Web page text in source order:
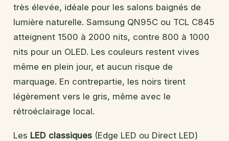
très élevée, idéale pour les salons baignés de
lumière naturelle. Samsung QN95C ou TCL C845
atteignent 1500 à 2000 nits, contre 800 à 1000
nits pour un OLED. Les couleurs restent vives
même en plein jour, et aucun risque de
marquage. En contrepartie, les noirs tirent
légèrement vers le gris, même avec le
rétroéclairage local.
Les LED classiques (Edge LED ou Direct LED)